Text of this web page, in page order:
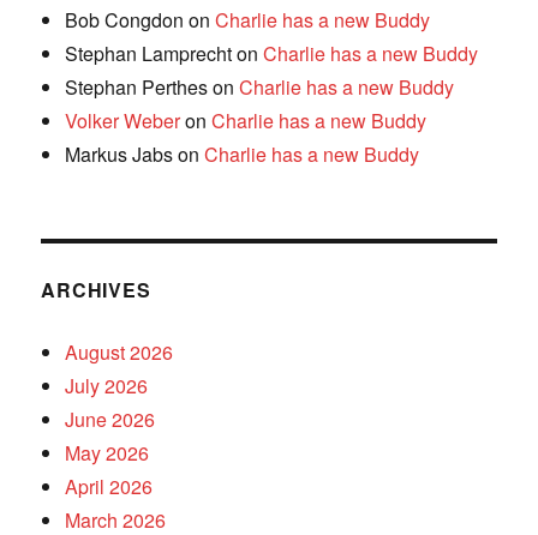
Bob Congdon onCharlie has a new Buddy
Stephan LamprechtonCharlie has a new Buddy
Stephan PerthesonCharlie has a new Buddy
Volker WeberonCharlie has a new Buddy
Markus JabsonCharlie has a new Buddy
ARCHIVES
August 2026
July 2026
June 2026
May 2026
April 2026
March 2026